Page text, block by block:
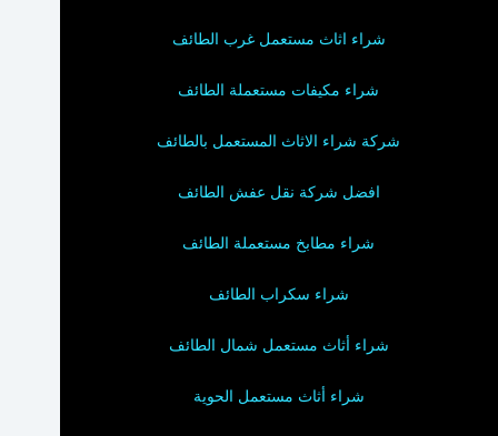
شراء اثاث مستعمل غرب الطائف
شراء مكيفات مستعملة الطائف
شركة شراء الاثاث المستعمل بالطائف
افضل شركة نقل عفش الطائف
شراء مطابخ مستعملة الطائف
شراء سكراب الطائف
شراء أثاث مستعمل شمال الطائف
شراء أثاث مستعمل الحوية